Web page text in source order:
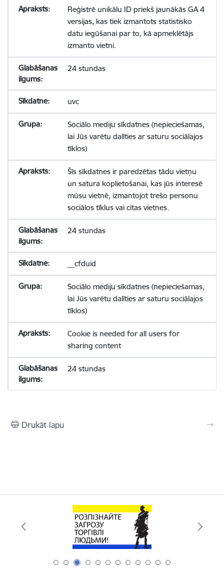
Reģistrē unikālu ID priekš jaunākās GA 4
versijas, kas tiek izmantots statistisko
datu iegūšanai par to, kā apmeklētājs
izmanto vietni.
24 stundas
uvc
Sociālo mediju sīkdatnes (nepieciešamas,
lai Jūs varētu dalīties ar saturu sociālajos
tīklos)
Šīs sīkdatnes ir paredzētas tādu vietņu
un satura koplietošanai, kas jūs interesē
mūsu vietnē, izmantojot trešo personu
sociālos tīklus vai citas vietnes.
24 stundas
__cfduid
Sociālo mediju sīkdatnes (nepieciešamas,
lai Jūs varētu dalīties ar saturu sociālajos
tīklos)
Cookie is needed for all users for
sharing content
24 stundas
Drukāt lapu